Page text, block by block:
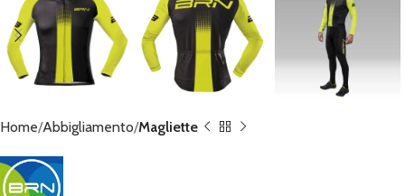
Home Abbigliamento Magliette